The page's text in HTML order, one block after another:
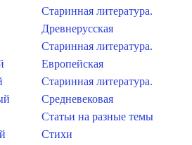
Старинная литература.
Древнерусская
Старинная литература.
Европейская
Старинная литература.
Средневековая
Статьи на разные темы
Стихи